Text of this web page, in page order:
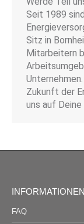
Seit 1989
Sitz in
Mitarbeitern
Zukunft der
uns auf
INFORMATIONEN
FAQ